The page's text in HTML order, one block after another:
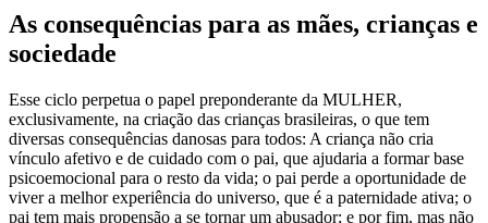
As consequências para as mães, crianças e
sociedade
Esse ciclo perpetua o papel preponderante da MULHER,
exclusivamente, na criação das crianças brasileiras, o que tem
diversas consequências danosas para todos: A criança não cria
vínculo afetivo e de cuidado com o pai, que ajudaria a formar base
psicoemocional para o resto da vida; o pai perde a oportunidade de
viver a melhor experiência do universo, que é a paternidade ativa; o
pai tem mais propensão a se tornar um abusador; e por fim, mas não